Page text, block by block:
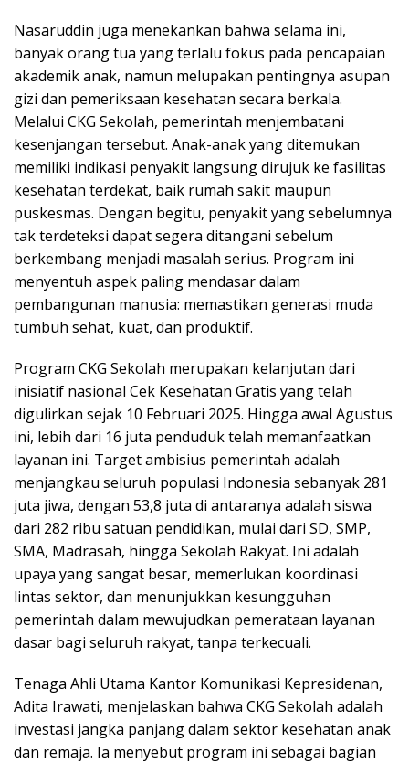
Nasaruddin juga menekankan bahwa selama ini,
banyak orang tua yang terlalu fokus pada pencapaian
akademik anak, namun melupakan pentingnya asupan
gizi dan pemeriksaan kesehatan secara berkala.
Melalui CKG Sekolah, pemerintah menjembatani
kesenjangan tersebut. Anak-anak yang ditemukan
memiliki indikasi penyakit langsung dirujuk ke fasilitas
kesehatan terdekat, baik rumah sakit maupun
puskesmas. Dengan begitu, penyakit yang sebelumnya
tak terdeteksi dapat segera ditangani sebelum
berkembang menjadi masalah serius. Program ini
menyentuh aspek paling mendasar dalam
pembangunan manusia: memastikan generasi muda
tumbuh sehat, kuat, dan produktif.
Program CKG Sekolah merupakan kelanjutan dari
inisiatif nasional Cek Kesehatan Gratis yang telah
digulirkan sejak 10 Februari 2025. Hingga awal Agustus
ini, lebih dari 16 juta penduduk telah memanfaatkan
layanan ini. Target ambisius pemerintah adalah
menjangkau seluruh populasi Indonesia sebanyak 281
juta jiwa, dengan 53,8 juta di antaranya adalah siswa
dari 282 ribu satuan pendidikan, mulai dari SD, SMP,
SMA, Madrasah, hingga Sekolah Rakyat. Ini adalah
upaya yang sangat besar, memerlukan koordinasi
lintas sektor, dan menunjukkan kesungguhan
pemerintah dalam mewujudkan pemerataan layanan
dasar bagi seluruh rakyat, tanpa terkecuali.
Tenaga Ahli Utama Kantor Komunikasi Kepresidenan,
Adita Irawati, menjelaskan bahwa CKG Sekolah adalah
investasi jangka panjang dalam sektor kesehatan anak
dan remaja. Ia menyebut program ini sebagai bagian